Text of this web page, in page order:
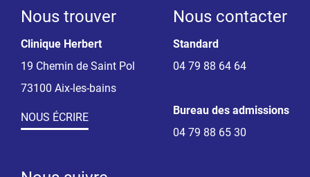
Nous trouver
Clinique Herbert
19 Chemin de Saint Pol
73100 Aix-les-bains
NOUS ÉCRIRE
Nous contacter
Standard
04 79 88 64 64
Bureau des admissions
04 79 88 65 30